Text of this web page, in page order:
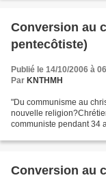
Conversion au
pentecôtiste)
Publié le 14/10/2006 à
Par KNTHMH
"Du communisme au
nouvelle
communiste pendant 34
Conversion au